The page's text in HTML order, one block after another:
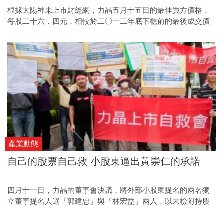
根據太陽神未上市財經網，力晶五月十五日的最佳買方價格，
每股二十六．四元，相較於二○一二年底下櫃前的最後成交價
底重新爬起的故事，無疑是個教科書級別的案例。
產業動態
自己的股票自己救 小股東逼出黃崇仁的承諾
四月十一日，力晶的董事會決議，將外部小股東提名的兩名獨
立董事提名人選「郭建忠」與「林宏益」兩人，以未檢附持股